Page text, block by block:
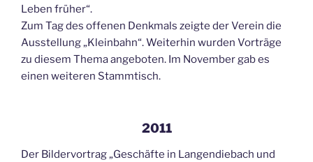
Leben früher“.
Zum Tag des offenen Denkmals zeigte der Verein die
Ausstellung „Kleinbahn“. Weiterhin wurden Vorträge
zu diesem Thema angeboten. Im November gab es
einen weiteren Stammtisch.
2011
Der Bildervortrag „Geschäfte in Langendiebach und